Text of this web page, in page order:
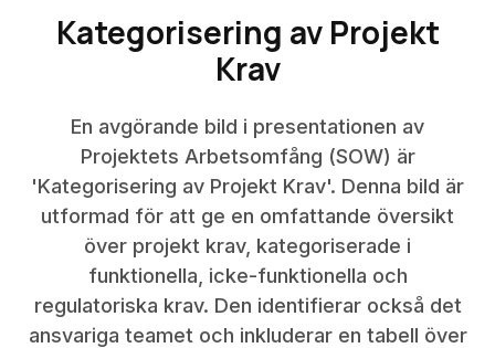
Kategorisering av Projekt
Krav
En avgörande bild i presentationen av
Projektets Arbetsomfång (SOW) är
'Kategorisering av Projekt Krav'. Denna bild är
utformad för att ge en omfattande översikt
över projekt krav, kategoriserade i
funktionella, icke-funktionella och
regulatoriska krav. Den identifierar också det
ansvariga teamet och inkluderar en tabell över